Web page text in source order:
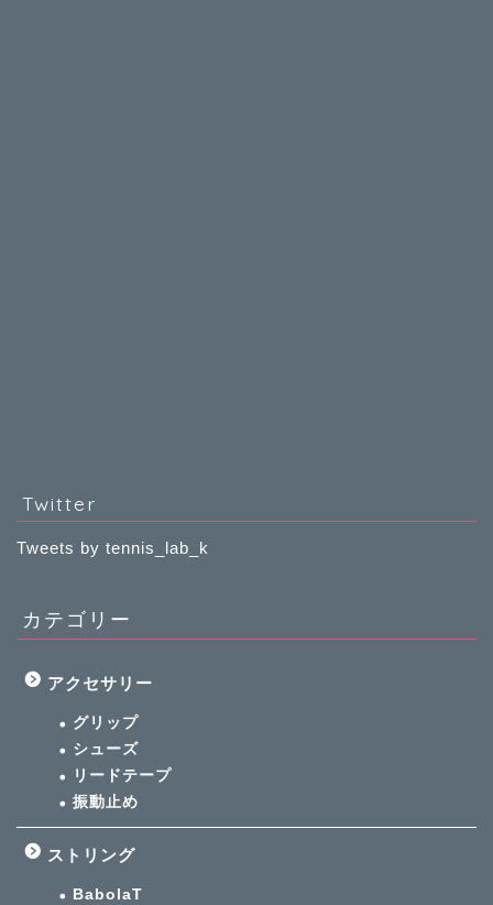
Twitter
Tweets by tennis_lab_k
カテゴリー
アクセサリー
グリップ
シューズ
リードテープ
振動止め
ストリング
BabolaT